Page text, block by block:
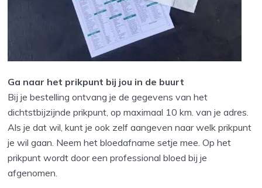
Ga naar het prikpunt bij jou in de buurt
Bij je bestelling ontvang je de gegevens van het
dichtstbijzijnde prikpunt, op maximaal 10 km. van je adres.
Als je dat wil, kunt je ook zelf aangeven naar welk prikpunt
je wil gaan. Neem het bloedafname setje mee. Op het
prikpunt wordt door een professional bloed bij je
afgenomen.